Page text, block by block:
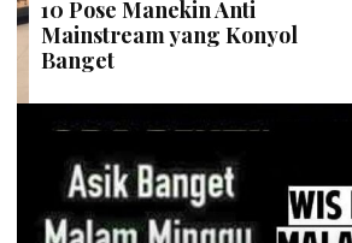
10 Pose Manekin Anti
Mainstream yang Konyol
Banget